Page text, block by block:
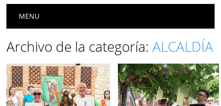
Menú principal
MENU
Archivo de la categoría:ALCALDÍA